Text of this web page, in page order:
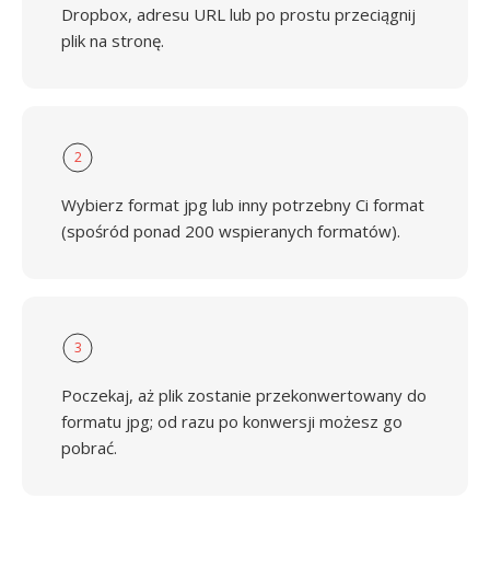
Dropbox, adresu URL lub po prostu przeciągnij
plik na stronę.
2
Wybierz format jpg lub inny potrzebny Ci format
(spośród ponad 200 wspieranych formatów).
3
Poczekaj, aż plik zostanie przekonwertowany do
formatu jpg; od razu po konwersji możesz go
pobrać.